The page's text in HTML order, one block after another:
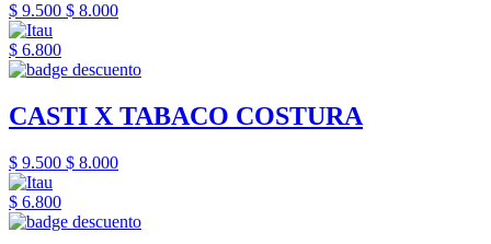
$ 9.500 $ 8.000
$ 6.800
CASTI X TABACO COSTURA
$ 9.500 $ 8.000
$ 6.800